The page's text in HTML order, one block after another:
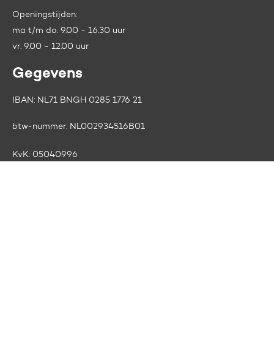
Openingstijden:
ma t/m do. 9.00 - 16.30 uur
vr. 9.00 - 12.00 uur
Gegevens
IBAN: NL71 BNGH 0285 1776 21
btw-nummer: NL002934516B01
KvK: 05040996